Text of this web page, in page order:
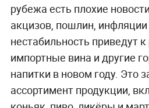
рубежа есть плохие
акцизов, пошлин,
нестабильность приведут
импортные вина и другие
напитки в новом году. Это
ассортимент продукции,